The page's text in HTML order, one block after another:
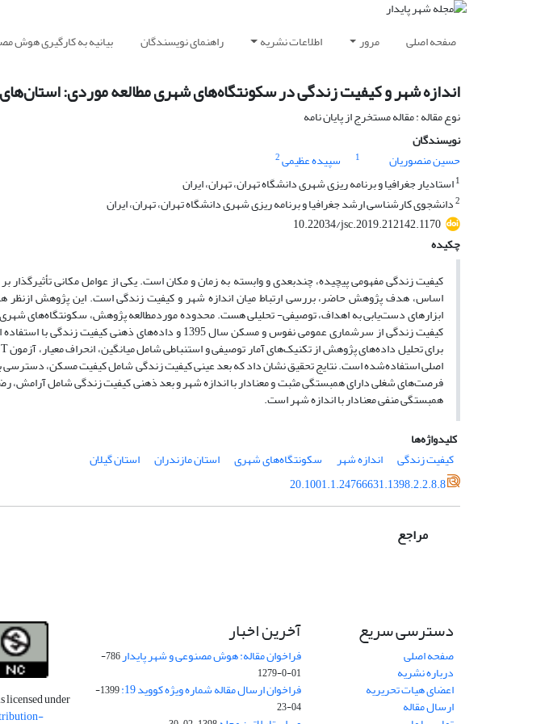
صفحه اصلی مرور اطلاعات نشریه راهنمای نویسندگان بیانیه به کارگیری هوش
اندازه شهر و کیفیت زندگی در سکونتگاه‌های شهری مطالعه موردی: استان‌های
نوع مقاله : مقاله مستخرج از پایان نامه
نویسندگان
حسین منصوریان
1 سپیده عظیمی2
1استادیار جغرافیا و برنامه ریزی شهری دانشگاه تهران، تهران، ایران
2دانشجوی کارشناسی ارشد جغرافیا و برنامه ریزی شهری دانشگاه تهران، تهران، ایران
10.22034/jsc.2019.212142.1170
چکیده
کیفیت زندگی مفهومی پیچیده، چندبعدی و وابسته به زمان و مکان است. یکی از عوامل مکانی تأثیرگذار
اساس، هدف پژوهش حاضر، بررسی ارتباط میان اندازه شهر و کیفیت زندگی است. این پژوهش ازنظر
ابزارهای دست‌یابی به اهداف، توصیفی- تحلیلی هست. محدوده موردمطالعه پژوهش، سکونتگاه‌های
کیفیت زندگی از سرشماری عمومی نفوس و مسکن سال 1395 و
اصلی استفاده‌شده است. نتایج تحقیق نشان داد که بعد عینی کیفیت زندگی شامل کیفیت مسکن، دسترسی
فرصت‌های شغلی دارای همبستگی مثبت و معنادار با اندازه شهر و بعد ذهنی کیفیت زندگی شامل آرامش،
همبستگی منفی معنادار با اندازه شهر است.
کلیدواژه‌ها
کیفیت زندگی
اندازه شهر سکونتگاه‌های شهری استان مازندران
استان گیلان
20.1001.1.24766631.1398.2.2.8.8
مراجع
دسترسی سریع
صفحه اصلی
درباره نشریه
اعضای هیات تحریریه
ارسال مقاله
آخرین اخبار
فراخوان مقاله: هوش مصنوعی و شهر پایدار
786-
01-0-1279
فراخوان ارسال مقاله شماره ویژه کووید 19:
1399-
04-23
licensed under